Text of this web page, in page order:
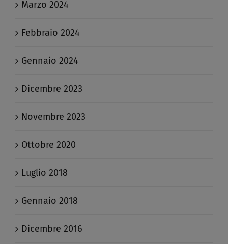
Marzo 2024
Febbraio 2024
Gennaio 2024
Dicembre 2023
Novembre 2023
Ottobre 2020
Luglio 2018
Gennaio 2018
Dicembre 2016